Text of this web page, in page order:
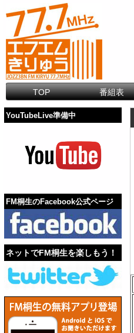
TOP 番組表
YouTubeLive準備中
FM桐生のFacebook公式ページ
ネットでFM桐生を楽しもう！